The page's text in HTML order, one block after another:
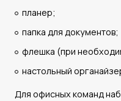
планер;
папка для документов;
флешка (при
настольный
Для офисных команд